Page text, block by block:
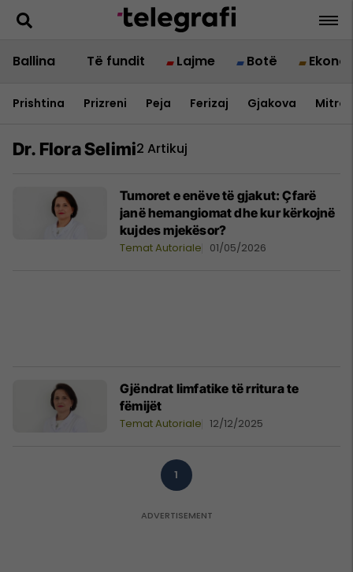
Ballina Të fundit Lajme Botë
Prishtina Prizreni Peja Ferizaj Gjakova
Dr. Flora Selimi2 Artikuj
Tumoret e enëve të gjakut: Çfarë
janë hemangiomat dhe kur kërkojnë
kujdes mjekësor?
Temat Autoriale 01/05/2026
Gjëndrat limfatike të rritura te
fëmijët
Temat Autoriale 12/12/2025
1